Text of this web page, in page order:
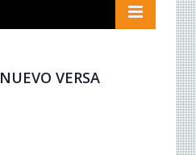
NUEVO VERSA